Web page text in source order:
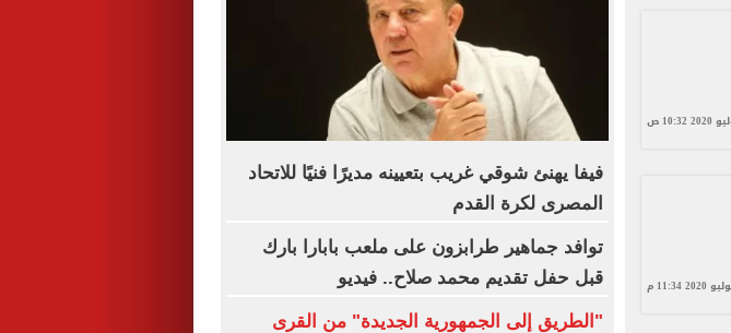
فيفا يهنئ شوقي غريب بتعيينه مديرًا فنيًا للاتحاد
المصرى لكرة القدم
توافد جماهير طرابزون على ملعب بابارا بارك
قبل حفل تقديم محمد صلاح.. فيديو
"الطريق إلى الجمهورية الجديدة" من القرى